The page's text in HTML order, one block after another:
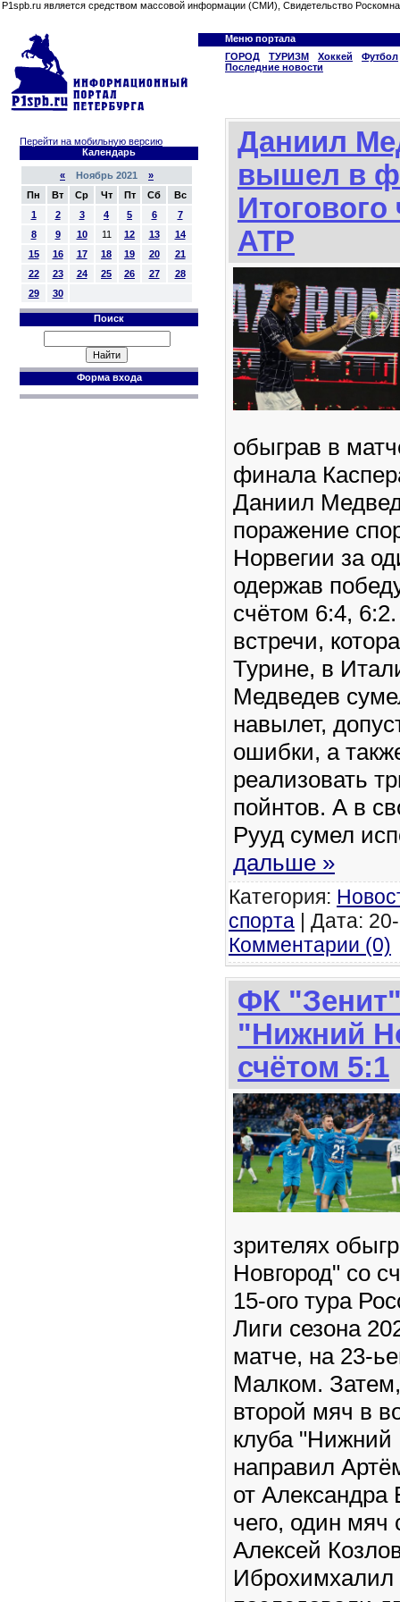
P1spb.ru является средством массовой информации (СМИ), Свидетельство
Меню портала
ГОРОД
ТУРИЗМ Хоккей
Футбол
Последние новости
Перейти на мобильную версию
Календарь
« Ноябрь 2021 »
Пн
Вт Ср Чт Пт Сб
Вс
1
2 3 4 5 6
7
8
9 10 11 12 13
14
15
16 17 18 19 20
21
22
23 24 25 26 27
28
29
30
Поиск
Форма входа
Даниил
вышел в
ATP
обыграв в
финала
Даниил
поражение
Норвегии за
одержав
счётом 6:4,
встречи,
Турине, в
Медведев
навылет,
ошибки, а
реализовать
пойнтов. А в
Рууд сумел
дальше »
Категория:
спорта | Дата:
Комментарии (0)
ФК
"Нижний
счётом 5:1
зрителях
Новгород" со
15-ого тура
Лиги сезона
матче, на 23-
Малком.
второй мяч в
клуба "Нижний
направил
от
чего, один мяч
Алексей